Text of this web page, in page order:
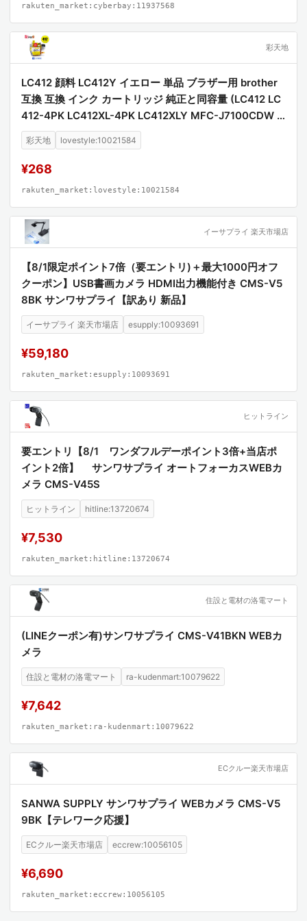
rakuten_market:cyberbay:11937568
彩天地
LC412 顔料 LC412Y イエロー 単品 ブラザー用 brother
互換 互換 インク カートリッジ 純正と同容量 (LC412 LC
412-4PK LC412XL-4PK LC412XLY MFC-J7100CDW L
C 412 MFC-J7300CDW MFCJ7100CDW MFCJ7300C
DW)
彩天地 lovestyle:10021584
¥268
rakuten_market:lovestyle:10021584
イーサプライ 楽天市場店
【8/1限定ポイント7倍（要エントリ)＋最大1000円オフ
クーポン】USB書画カメラ HDMI出力機能付き CMS-V5
8BK サンワサプライ【訳あり 新品】
イーサプライ 楽天市場店 esupply:10093691
¥59,180
rakuten_market:esupply:10093691
ヒットライン
要エントリ【8/1 ワンダフルデーポイント3倍+当店ポ
イント2倍】 サンワサプライ オートフォーカスWEBカ
メラ CMS-V45S
ヒットライン hitline:13720674
¥7,530
rakuten_market:hitline:13720674
住設と電材の洛電マート
(LINEクーポン有)サンワサプライ CMS-V41BKN WEBカ
メラ
住設と電材の洛電マート ra-kudenmart:10079622
¥7,642
rakuten_market:ra-kudenmart:10079622
ECクルー楽天市場店
SANWA SUPPLY サンワサプライ WEBカメラ CMS-V5
9BK【テレワーク応援】
ECクルー楽天市場店 eccrew:10056105
¥6,690
rakuten_market:eccrew:10056105